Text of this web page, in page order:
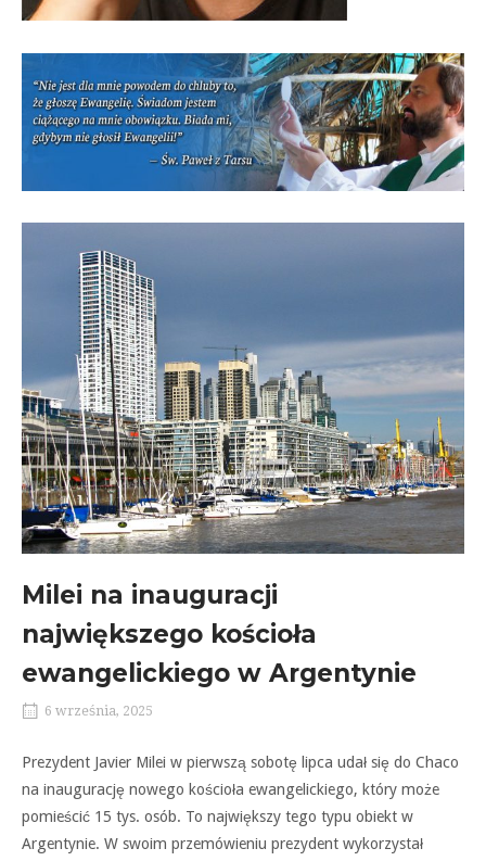
Milei na inauguracji
największego kościoła
ewangelickiego w Argentynie
6 września, 2025
Prezydent Javier Milei w pierwszą sobotę lipca udał się do Chaco
na inaugurację nowego kościoła ewangelickiego, który może
pomieścić 15 tys. osób. To największy tego typu obiekt w
Argentynie. W swoim przemówieniu prezydent wykorzystał